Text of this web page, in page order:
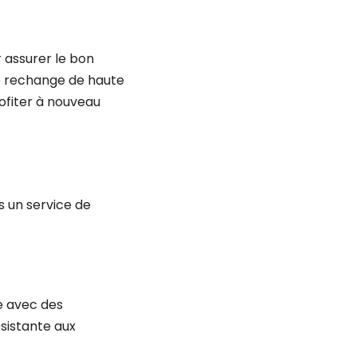
le bon
rechange de haute
à nouveau
un service de
avec des
aux